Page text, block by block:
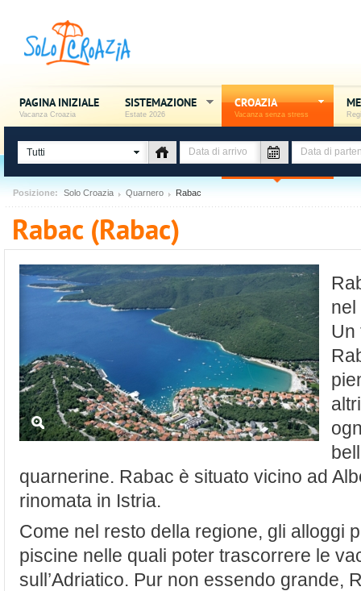
PAGINA INIZIALE
Vacanza Croazia
SISTEMAZIONE
Estate 2026
CROAZIA
Vacanza senza stress
Tutti
Posizione: Solo Croazia Quarnero Rabac
Rabac (Rabac)
nel
Un
quarnerine. Rabac è situato vicino ad
rinomata in Istria.
Come nel resto della regione, gli alloggi
piscine nelle quali poter trascorrere le
sull’Adriatico. Pur non essendo grande,